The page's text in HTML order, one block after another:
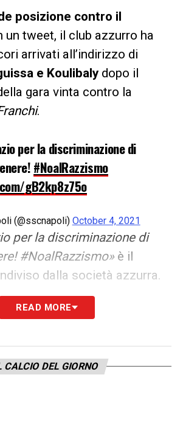
posizione contro il
un tweet, il club azzurro ha
arrivati all’indirizzo di
e Koulibalydopo il
gara vinta contro la
.
per la discriminazione di
#NoalRazzismo
gB2kp8z75o
(@sscnapoli) October 4, 2021
per la discriminazione di
#NoalRazzismo»è il
dalla società azzurra.
NOSTRE TOP NEWS
READ MORE
CALCIO DEL GIORNO